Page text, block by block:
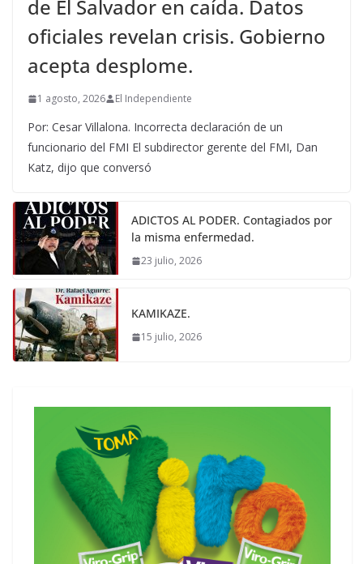
de El Salvador en caída. Datos
oficiales revelan crisis. Gobierno
acepta desplome.
1 agosto, 2026 El Independiente
Por: Cesar Villalona. Incorrecta declaración de un
funcionario del FMI El subdirector gerente del FMI, Dan
Katz, dijo que conversó
ADICTOS AL PODER. Contagiados por
la misma enfermedad.
23 julio, 2026
KAMIKAZE.
15 julio, 2026